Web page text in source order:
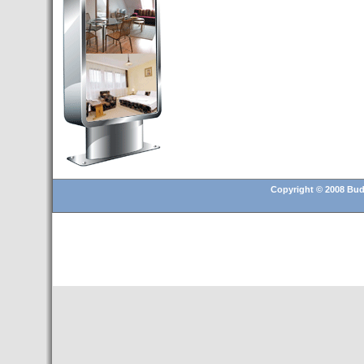
Budapest’.
- Hoteles en BUDAPEST:
Resultados octubre de 2016,
subida del 15% ocupación y
del 25,6% en el RevPar
- Nuevo Hotel en Budapest
bajo la marca Exe Hotusa
- Transfer Aeropuerto de
BUDAPEST
- HOTEL en Venta en
Copyright © 2008